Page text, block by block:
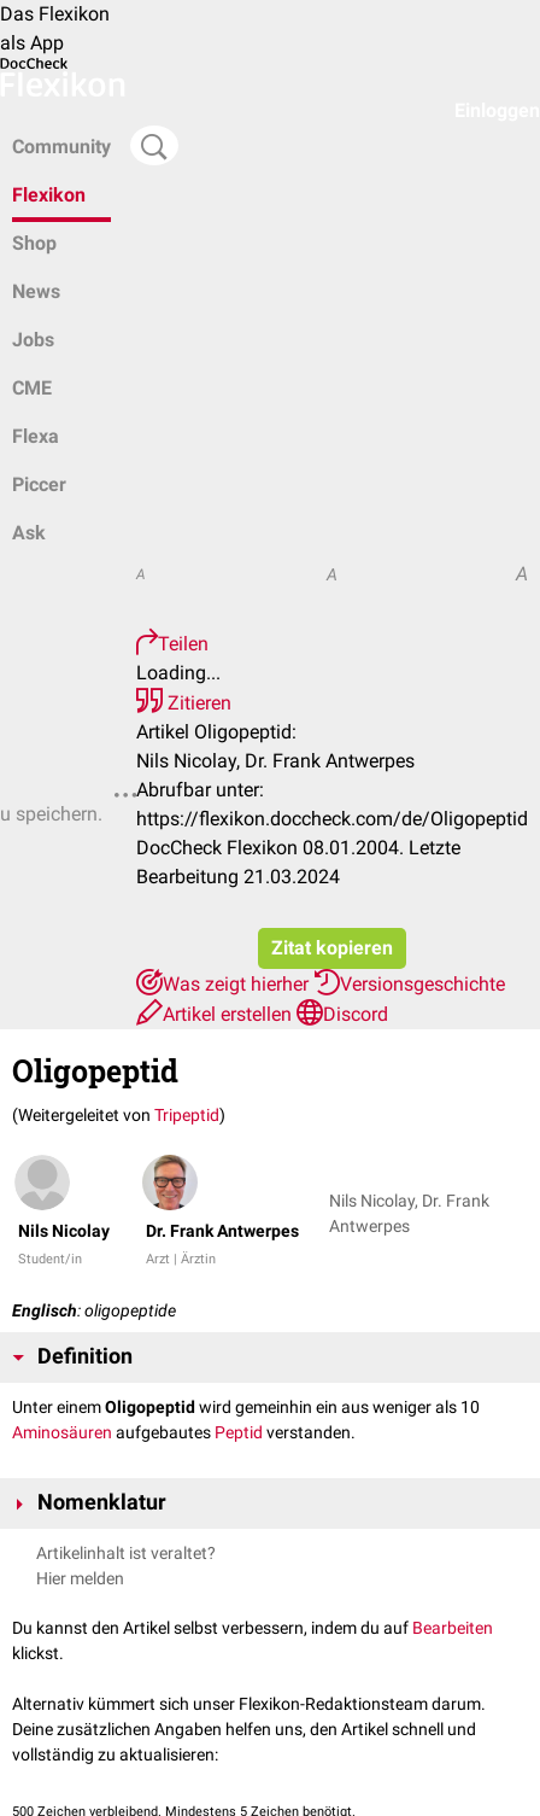
Das Flexikon
als App
Community
Flexikon
Shop
News
Jobs
CME
Flexa
Piccer
Ask
speichern.
A A A
Teilen
Loading...
Zitieren
Artikel Oligopeptid:
Nils Nicolay, Dr. Frank Antwerpes
Abrufbar unter:
https://flexikon.doccheck.com/de/Oligopeptid
DocCheck Flexikon 08.01.2004. Letzte
Bearbeitung 21.03.2024
Zitat kopieren
Was zeigt hierher
Versionsgeschichte
Artikel erstellen
Discord
Oligopeptid
(Weitergeleitet von Tripeptid)
Nils Nicolay
Student/in
Dr. Frank Antwerpes
Arzt | Ärztin
Nils Nicolay, Dr. Frank
Antwerpes
Englisch: oligopeptide
Definition
Unter einemOligopeptid wird gemeinhin ein aus weniger als 10
Aminosäuren aufgebautes Peptid verstanden.
Nomenklatur
Die Oligopeptide werden systematisch nach der Anzahl ihrer
Aminosäuren benannt:
Aminosäuren
Name Beispiel
3 Tripeptid Ophthalminsäure
Artikelinhalt ist veraltet?
Hier melden
Du kannst den Artikel selbst verbessern, indem du auf Bearbeiten
klickst.
Alternativ kümmert sich unser Flexikon-Redaktionsteam darum.
Deine zusätzlichen Angaben helfen uns, den Artikel schnell und
vollständig zu aktualisieren:
500 Zeichen verbleibend. Mindestens 5 Zeichen benötigt.